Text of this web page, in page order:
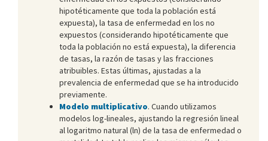
hipotéticamente que toda la población está
expuesta), la tasa de enfermedad en los no
expuestos (considerando hipotéticamente que
toda la población no está expuesta), la diferencia
de tasas, la razón de tasas y las fracciones
atribuibles. Estas últimas, ajustadas a la
prevalencia de enfermedad que se ha introducido
previamente.
Modelo multiplicativo. Cuando utilizamos
modelos log-lineales, ajustando la regresión lineal
al logaritmo natural (ln) de la tasa de enfermedad o